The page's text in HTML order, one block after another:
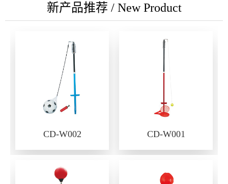
新产品推荐 / New Product
CD-W002 CD-W001